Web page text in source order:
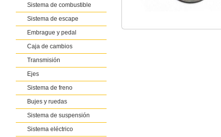
Sistema de combustible
Sistema de escape
Embrague y pedal
Caja de cambios
Transmisión
Ejes
Sistema de freno
Bujes y ruedas
Sistema de suspensión
Sistema eléctrico